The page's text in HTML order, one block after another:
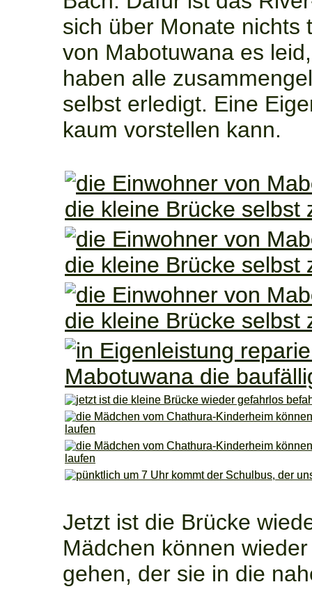
sich über Monate nichts
von Mabotuwana es
haben alle
selbst erledigt. Eine
kaum vorstellen kann.
Jetzt ist die Brücke
Mädchen können
gehen, der sie in die